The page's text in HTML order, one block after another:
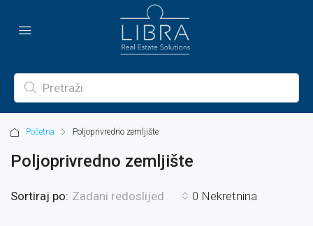
Početna Poljoprivredno zemljište
Poljoprivredno zemljište
0 Nekretnina
Sortiraj po: Zadani redoslijed